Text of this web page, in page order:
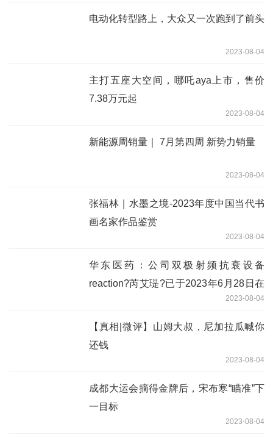
电动化转型路上，大众又一次跑到了前头
2023-08-04
主打五座大空间，哪吒aya上市，售价
7.38万元起
2023-08-04
新能源周销量｜ 7月第四周 新势力销量
2023-08-04
张福林｜水墨之境-2023年度中国当代书
画名家作品鉴赏
2023-08-04
华东医药：公司双极射频抗衰设备
reaction?芮艾瑅?已于2023年6月28日在
2023-08-04
【真相|微评】山姆大叔，尼加拉瓜喊你
还钱
2023-08-04
成都大运会摘得金牌后，宋布寒“瞄准”下
一目标
2023-08-04